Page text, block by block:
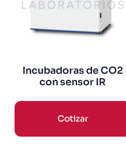
Incubadoras de CO2
con sensor IR
Cotizar